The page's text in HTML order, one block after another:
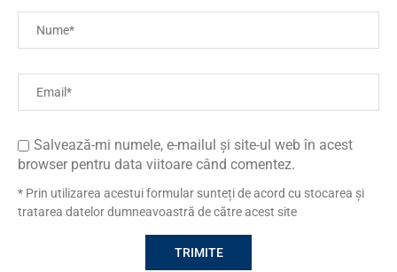
Salvează-mi numele, e-mailul și site-ul web în acest
browser pentru data viitoare când comentez.
* Prin utilizarea acestui formular sunteți de acord cu stocarea și
tratarea datelor dumneavoastră de către acest site